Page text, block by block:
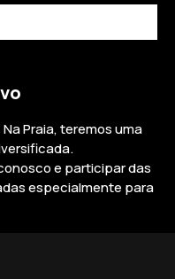
Praia, teremos uma
e participar das
especialmente para